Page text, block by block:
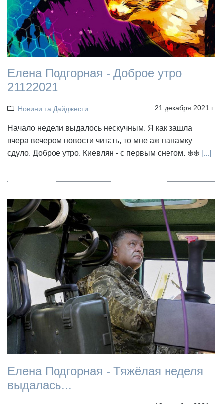
Елена Подгорная - Доброе утро
21122021
Новини та Дайджести 21 декабря 2021 г.
Начало недели выдалось нескучным. Я как зашла
вчера вечером новости читать, то мне аж панамку
сдуло. Доброе утро. Киевлян - с первым снегом. ❄️❄️ [...]
Елена Подгорная - Тяжёлая неделя
выдалась...